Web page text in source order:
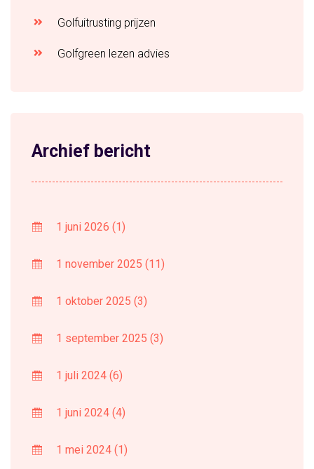
Golfuitrusting prijzen
Golfgreen lezen advies
Archief bericht
1 juni 2026 (1)
1 november 2025 (11)
1 oktober 2025 (3)
1 september 2025 (3)
1 juli 2024 (6)
1 juni 2024 (4)
1 mei 2024 (1)